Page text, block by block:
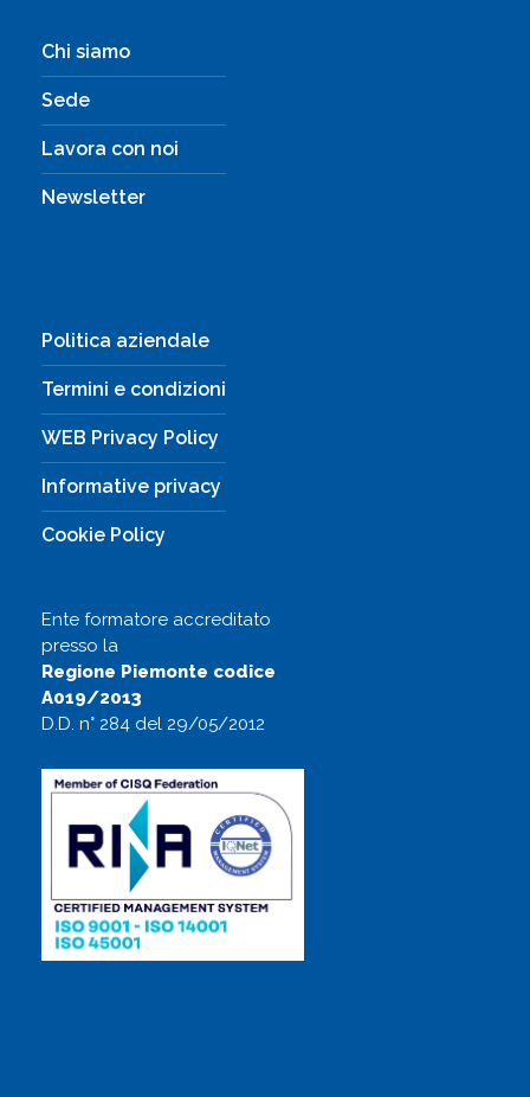
Chi siamo
Sede
Lavora con noi
Newsletter
Politica aziendale
Termini e condizioni
WEB Privacy Policy
Informative privacy
Cookie Policy
Ente formatore accreditato
presso la
Regione Piemonte codice
A019/2013
D.D. n° 284 del 29/05/2012